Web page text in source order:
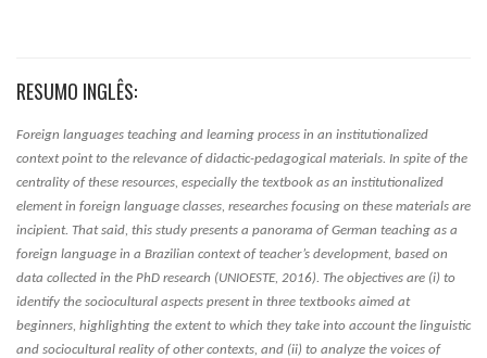
RESUMO INGLÊS:
Foreign languages teaching and learning process ​​in an institutionalized
context point to the relevance of didactic-pedagogical materials. In spite of the
centrality of these resources, especially the textbook as an institutionalized
element in foreign language classes, researches focusing on these materials are
incipient. That said, this study presents a panorama of German teaching as a
foreign language in a Brazilian context of teacher’s development, based on
data collected in the PhD research (UNIOESTE, 2016). The objectives are (i) to
identify the sociocultural aspects present in three textbooks aimed at
beginners, highlighting the extent to which they take into account the linguistic
and sociocultural reality of other contexts, and (ii) to analyze the voices of